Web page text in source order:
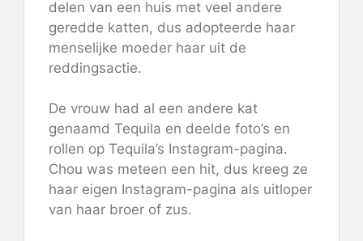
delen van een huis met veel andere
geredde katten, dus adopteerde haar
menselijke moeder haar uit de
reddingsactie.
De vrouw had al een andere kat
genaamd Tequila en deelde foto’s en
rollen op Tequila’s Instagram-pagina.
Chou was meteen een hit, dus kreeg ze
haar eigen Instagram-pagina als uitloper
van haar broer of zus.